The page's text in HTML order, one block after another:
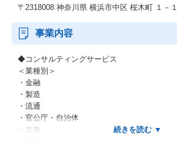
〒2318008 神奈川県 横浜市中区 桜木町 １－１
事業内容
◆コンサルティングサービス
＜業種別＞
・金融
・製造
・流通
・官公庁・自治体
・文教